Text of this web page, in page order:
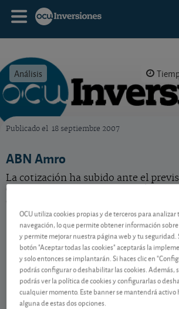
Análisis
Publicado el 18 septiembre 2007
ABN Amro
La cotización ha subido ante el
OPA liderada por Santander. Último
Contenido reservado a
Gestiona tu dinero con
experta
OCU utiliza cookies propias y de terceros para
navegación, lo que permite obtener información
y permite mejorar nuestra página web y tu seguridad.
botón "Aceptar todas las cookies" aceptarás la
y solo entonces se implantarán. Si haces clic en
podrás configurar o deshabilitar las cookies. Además,
podrás ver la política de cookies y configurarlas o
cualquier momento. Este banner se mantendrá activo
alguna de estas dos opciones.